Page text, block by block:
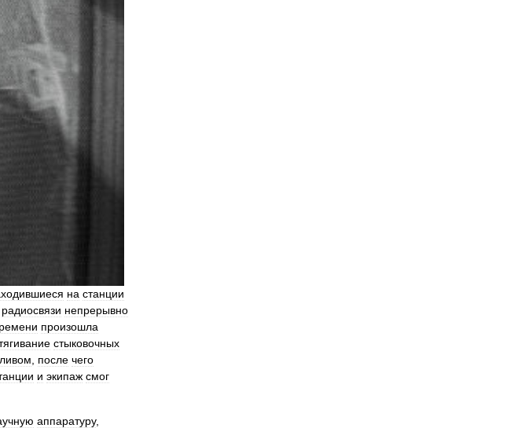
на станции
радиосвязи непрерывно
произошла
стыковочных
после чего
и экипаж смог
аппаратуру,